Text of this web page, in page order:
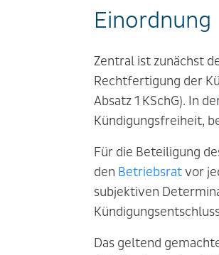
Einordnung
Zentral ist zunächst
Rechtfertigung der
Absatz 1 KSchG). In
Kündigungsfreiheit,
Für die Beteiligung
den Betriebsratvor
subjektiven
Das geltend